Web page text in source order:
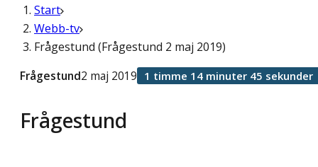
Start
Webb-tv
Frågestund (Frågestund 2 maj 2019)
Frågestund
Frågestund2 maj 2019 1 timme 14 minuter 45 sekunder